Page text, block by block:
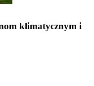
klimatycznym i